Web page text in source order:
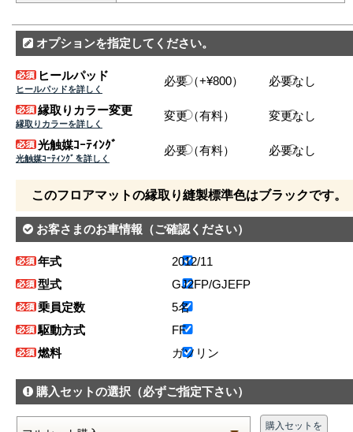
オプションを指定してください。
ヒールパッド
ヒールパッドを詳しく
必要（+¥800） 必要なし
縁取りカラー変更
縁取りカラーを詳しく
変更（有料） 変更なし
光触媒ｺｰﾃｨﾝｸﾞ
光触媒ｺｰﾃｨﾝｸﾞを詳しく
必要（有料） 必要なし
このフロアマットの縁取り縫製標準色はブラックです。
お客さまのお車情報 （ご確認ください）
年式
2012/11
型式
GJ2FP/GJEFP
乗員定数
5名
駆動方式
FF
燃料
ガソリン
購入セットの選択 （必ずご指定下さい）
購入セットを